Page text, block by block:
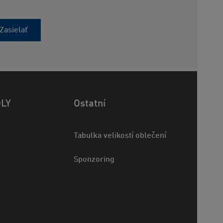
Zasielať
Ostatní
Tabulka velikostí oblečení
Sponzoring